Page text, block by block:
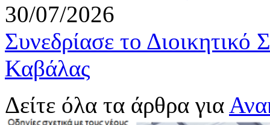
30/07/2026
Συνεδρίασε το Διοικητικό
Καβάλας
Δείτε όλα τα άρθρα για